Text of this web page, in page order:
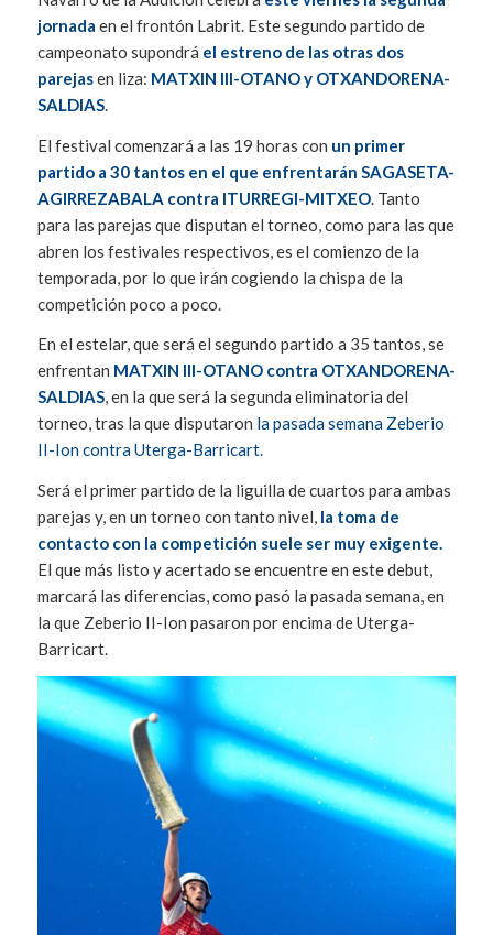
jornada en el frontón Labrit. Este segundo partido de
campeonato supondrá el estreno de las otras dos
parejasen liza: MATXIN III-OTANO y OTXANDORENA-
SALDIAS.
El festival comenzará a las 19 horas con un primer
partido a 30 tantos en el que enfrentarán SAGASETA-
AGIRREZABALA contra ITURREGI-MITXEO. Tanto
para las parejas que disputan el torneo, como para las que
abren los festivales respectivos, es el comienzo de la
temporada, por lo que irán cogiendo la chispa de la
competición poco a poco.
En el estelar, que será el segundo partido a 35 tantos, se
enfrentan MATXIN III-OTANO contra OTXANDORENA-
SALDIAS, en la que será la segunda eliminatoria del
torneo, tras la que disputaron la pasada semana Zeberio
II-Ion contra Uterga-Barricart.
Será el primer partido de la liguilla de cuartos para ambas
parejas y, en un torneo con tanto nivel, la toma de
contacto con la competición suele ser muy exigente.
El que más listo y acertado se encuentre en este debut,
marcará las diferencias, como pasó la pasada semana, en
la que Zeberio II-Ion pasaron por encima de Uterga-
Barricart.